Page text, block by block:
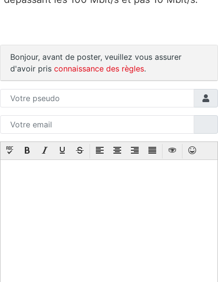
Bonjour, avant de poster, veuillez vous assurer
d'avoir pris connaissance des règles.